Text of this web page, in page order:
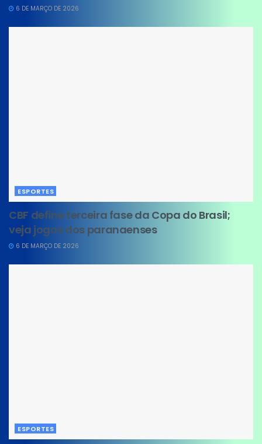
6 DE MARÇO DE 2026
ESPORTES
CBF define terceira fase da Copa do Brasil;
veja jogos dos paranaenses
6 DE MARÇO DE 2026
ESPORTES